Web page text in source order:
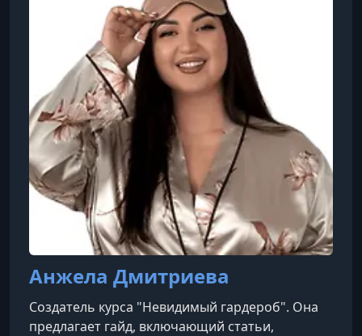
сохранению индивидуальности клиента. Для
нее важно, чтобы клиент чувствовал себя
уверенно и
Анжела Дмитриева
Создатель курса "Невидимый гардероб". Она
предлагает гайд, включающий статьи,